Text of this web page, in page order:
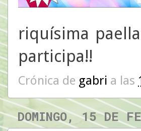
riquísima paella
participa!!
Crónica de gabri a las
DOMINGO, 15 DE